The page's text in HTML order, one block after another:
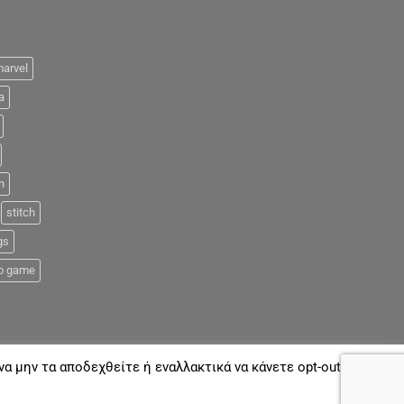
stitch
game
τα αποδεχθείτε ή εναλλακτικά να κάνετε opt-out όποτε